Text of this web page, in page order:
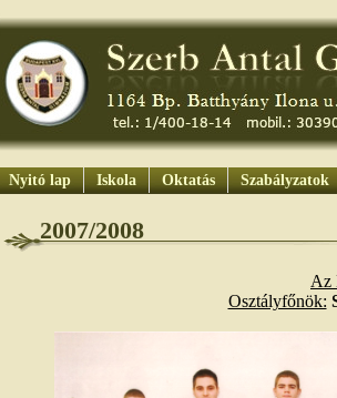
Nyitó lap Iskola Oktatás Szabályzatok
2007/2008
Az
Osztályfőnök: